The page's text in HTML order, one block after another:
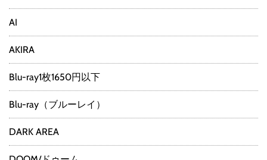
AI
AKIRA
Blu-ray1枚1650円以下
Blu-ray（ブルーレイ）
DARK AREA